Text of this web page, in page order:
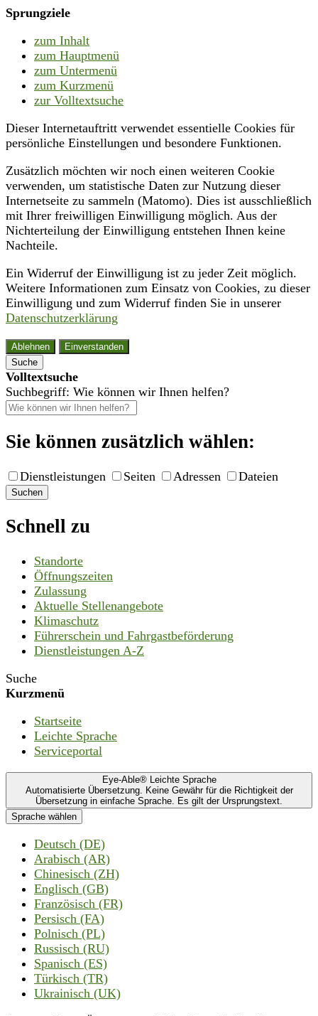
Sprungziele
zum Inhalt
zum Hauptmenü
zum Untermenü
zum Kurzmenü
zur Volltextsuche
Dieser Internetauftritt verwendet essentielle Cookies für
persönliche Einstellungen und besondere Funktionen.
Zusätzlich möchten wir noch einen weiteren Cookie
verwenden, um statistische Daten zur Nutzung dieser
Internetseite zu sammeln (Matomo). Dies ist ausschließlich
mit Ihrer freiwilligen Einwilligung möglich. Aus der
Nichterteilung der Einwilligung entstehen Ihnen keine
Nachteile.
Ein Widerruf der Einwilligung ist zu jeder Zeit möglich.
Weitere Informationen zum Einsatz von Cookies, zu dieser
Einwilligung und zum Widerruf finden Sie in unserer
Datenschutzerklärung
Ablehnen
Einverstanden
Suche
Volltextsuche
Suchbegriff: Wie können wir Ihnen helfen?
Sie können zusätzlich wählen:
Dienstleistungen Seiten Adressen Dateien
Suchen
Schnell zu
Standorte
Öffnungszeiten
Zulassung
Aktuelle Stellenangebote
Klimaschutz
Führerschein und Fahrgastbeförderung
Dienstleistungen A-Z
Suche
Kurzmenü
Startseite
Leichte Sprache
Serviceportal
Eye-Able® Leichte Sprache
Automatisierte Übersetzung. Keine Gewähr für die Richtigkeit der
Übersetzung in einfache Sprache. Es gilt der Ursprungstext.
Sprache wählen
Deutsch (DE)
Arabisch (AR)
Chinesisch (ZH)
Englisch (GB)
Französisch (FR)
Persisch (FA)
Polnisch (PL)
Russisch (RU)
Spanisch (ES)
Türkisch (TR)
Ukrainisch (UK)